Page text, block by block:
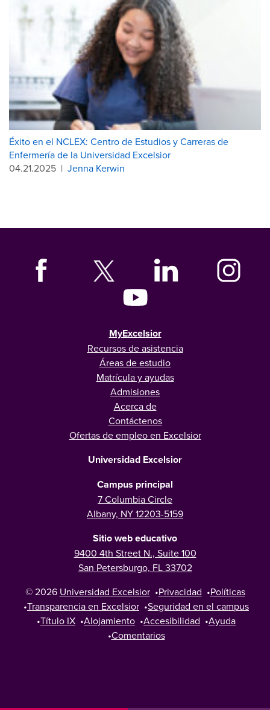
Éxito en el NCLEX: Centro de Estudios y Carreras de
Enfermería de la Universidad Excelsior
04.21.2025 | Jenna Kerwin
MyExcelsior
Recursos de asistencia
Áreas de estudio
Matrícula y ayudas
Admisiones
Acerca de
Contáctenos
Ofertas de empleo en Excelsior
Universidad Excelsior
Campus principal
7 Columbia Circle
Albany, NY 12203-5159
Sitio web educativo
9400 4th Street N., Suite 100
San Petersburgo, FL 33702
© 2026 Universidad Excelsior •Privacidad •Políticas
•Transparencia en Excelsior •Seguridad en el campus
•Título IX •Alojamiento •Accesibilidad •Ayuda
•Comentarios